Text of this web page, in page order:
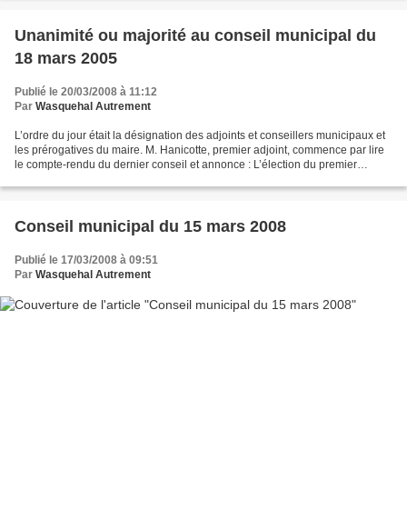
Unanimité ou majorité au conseil municipal du
18 mars 2005
Publié le 20/03/2008 à 11:12
Par Wasquehal Autrement
L’ordre du jour était la désignation des adjoints et conseillers municipaux et
les prérogatives du maire. M. Hanicotte, premier adjoint, commence par lire
le compte-rendu du dernier conseil et annonce : L’élection du premier
Conseil municipal du 15 mars 2008
Publié le 17/03/2008 à 09:51
Par Wasquehal Autrement